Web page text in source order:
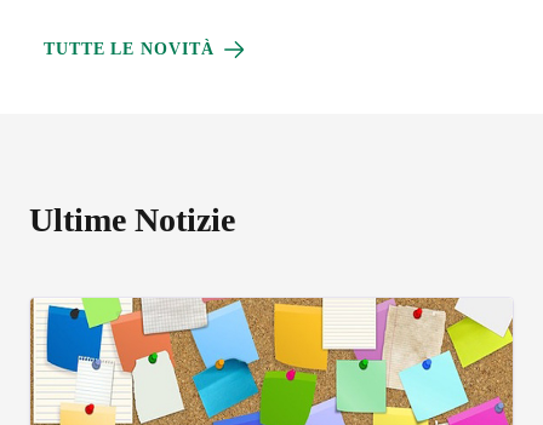
TUTTE LE NOVITÀ
Ultime Notizie